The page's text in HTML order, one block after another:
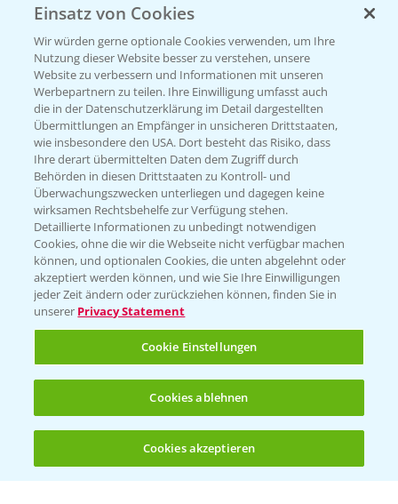
(noch 4)
Beratung auf WhatsApp
T.+49 (0)174 346 564 1
KONTAKT
Hilfe in Notfällen
T.+49 (0)214/30-20220
Folgen Sie uns
Allgemeine Nutzungsbedingungen
Datenschutzerklärung
Einsatz von Cookies
Wir würden gerne optionale Cookies verwenden, um Ihre
Nutzung dieser Website besser zu verstehen, unsere
Website zu verbessern und Informationen mit unseren
Werbepartnern zu teilen. Ihre Einwilligung umfasst auch
die in der Datenschutzerklärung im Detail dargestellten
Übermittlungen an Empfänger in unsicheren Drittstaaten,
wie insbesondere den USA. Dort besteht das Risiko, dass
Ihre derart übermittelten Daten dem Zugriff durch
Behörden in diesen Drittstaaten zu Kontroll- und
Überwachungszwecken unterliegen und dagegen keine
wirksamen Rechtsbehelfe zur Verfügung stehen.
Detaillierte Informationen zu unbedingt notwendigen
Cookies, ohne die wir die Webseite nicht verfügbar machen
können, und optionalen Cookies, die unten abgelehnt oder
akzeptiert werden können, und wie Sie Ihre Einwilligungen
jeder Zeit ändern oder zurückziehen können, finden Sie in
unserer Privacy Statement
Cookie Einstellungen
Cookies ablehnen
Cookies akzeptieren